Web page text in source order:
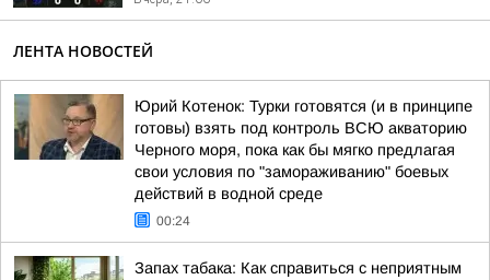
ЛЕНТА НОВОСТЕЙ
Юрий Котенок: Турки готовятся (и в принципе
готовы) взять под контроль ВСЮ акваторию
Черного моря, пока как бы мягко предлагая
свои условия по "замораживанию" боевых
действий в водной среде
00:24
Запах табака: Как справиться с неприятным